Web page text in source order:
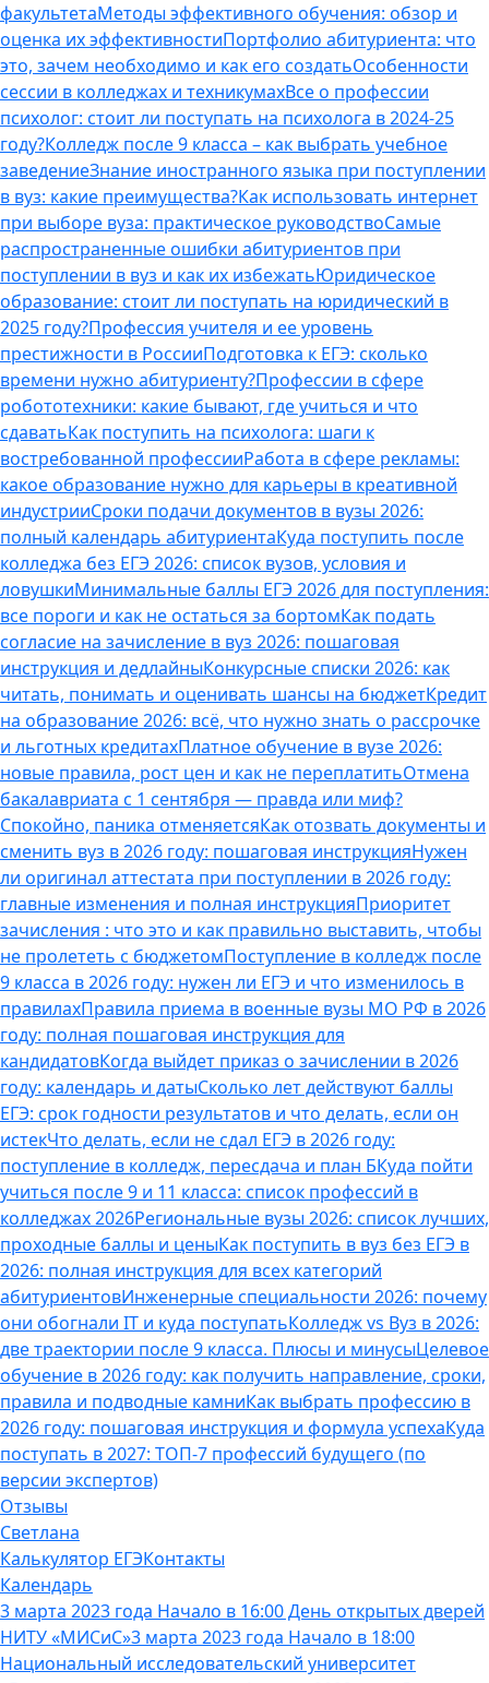
факультетаМетоды эффективного обучения: обзор и
оценка их эффективностиПортфолио абитуриента: что
это, зачем необходимо и как его создатьОсобенности
сессии в колледжах и техникумахВсе о профессии
психолог: стоит ли поступать на психолога в 2024-25
году?Колледж после 9 класса – как выбрать учебное
заведениеЗнание иностранного языка при поступлении
в вуз: какие преимущества?Как использовать интернет
при выборе вуза: практическое руководствоСамые
распространенные ошибки абитуриентов при
поступлении в вуз и как их избежатьЮридическое
образование: стоит ли поступать на юридический в
2025 году?Профессия учителя и ее уровень
престижности в РоссииПодготовка к ЕГЭ: сколько
времени нужно абитуриенту?Профессии в сфере
робототехники: какие бывают, где учиться и что
сдаватьКак поступить на психолога: шаги к
востребованной профессииРабота в сфере рекламы:
какое образование нужно для карьеры в креативной
индустрииСроки подачи документов в вузы 2026:
полный календарь абитуриентаКуда поступить после
колледжа без ЕГЭ 2026: список вузов, условия и
ловушкиМинимальные баллы ЕГЭ 2026 для поступления:
все пороги и как не остаться за бортомКак подать
согласие на зачисление в вуз 2026: пошаговая
инструкция и дедлайныКонкурсные списки 2026: как
читать, понимать и оценивать шансы на бюджетКредит
на образование 2026: всё, что нужно знать о рассрочке
и льготных кредитахПлатное обучение в вузе 2026:
новые правила, рост цен и как не переплатитьОтмена
бакалавриата с 1 сентября — правда или миф?
Спокойно, паника отменяетсяКак отозвать документы и
сменить вуз в 2026 году: пошаговая инструкцияНужен
ли оригинал аттестата при поступлении в 2026 году:
главные изменения и полная инструкцияПриоритет
зачисления : что это и как правильно выставить, чтобы
не пролететь с бюджетомПоступление в колледж после
9 класса в 2026 году: нужен ли ЕГЭ и что изменилось в
правилахПравила приема в военные вузы МО РФ в 2026
году: полная пошаговая инструкция для
кандидатовКогда выйдет приказ о зачислении в 2026
году: календарь и датыСколько лет действуют баллы
ЕГЭ: срок годности результатов и что делать, если он
истекЧто делать, если не сдал ЕГЭ в 2026 году:
поступление в колледж, пересдача и план БКуда пойти
учиться после 9 и 11 класса: список профессий в
колледжах 2026Региональные вузы 2026: список лучших,
проходные баллы и ценыКак поступить в вуз без ЕГЭ в
2026: полная инструкция для всех категорий
абитуриентовИнженерные специальности 2026: почему
они обогнали IT и куда поступатьКолледж vs Вуз в 2026:
две траектории после 9 класса. Плюсы и минусыЦелевое
обучение в 2026 году: как получить направление, сроки,
правила и подводные камниКак выбрать профессию в
2026 году: пошаговая инструкция и формула успехаКуда
поступать в 2027: ТОП-7 профессий будущего (по
версии экспертов)
Отзывы
Светлана
Калькулятор ЕГЭКонтакты
Календарь
3 марта 2023 года Начало в 16:00 День открытых дверей
НИТУ «МИСиС»3 марта 2023 года Начало в 18:00
Национальный исследовательский университет